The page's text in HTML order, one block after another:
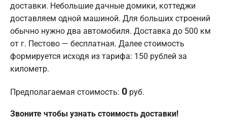
доставки. Небольшие дачные домики, коттеджи
доставляем одной машиной. Для больших строений
обычно нужно два автомобиля. Доставка до 500 км
от г. Пестово — бесплатная. Далее стоимость
формируется исходя из тарифа: 150 рублей за
километр.
Предполагаемая стоимость: 0 руб.
Звоните чтобы узнать стоимость доставки!